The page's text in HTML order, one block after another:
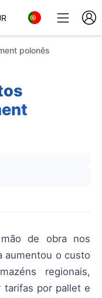
polonês
de obra nos
aumentou o custo
regionais,
tarifas por pallet e